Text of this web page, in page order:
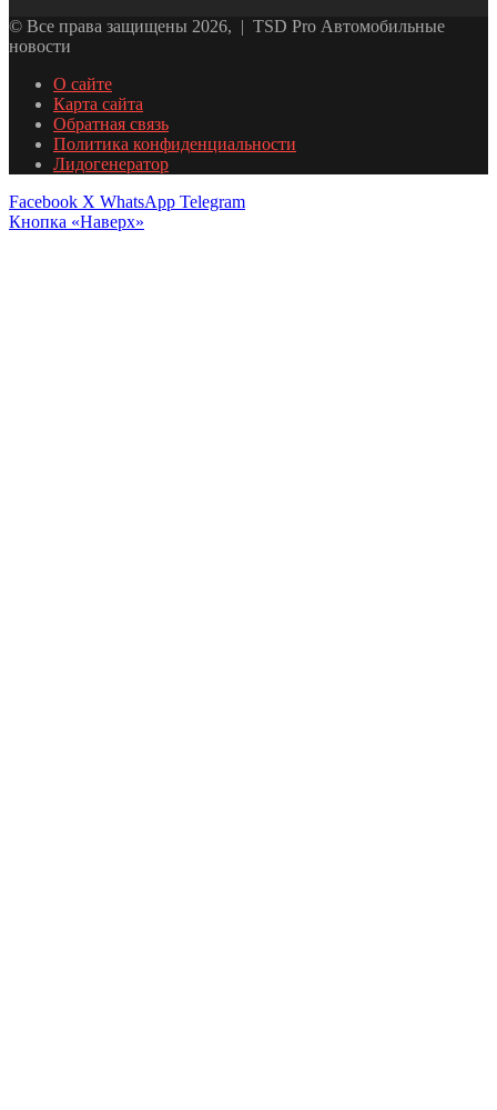
© Все права защищены 2026, | TSD Pro Автомобильные
новости
О сайте
Карта сайта
Обратная связь
Политика конфиденциальности
Лидогенератор
Facebook X WhatsApp Telegram
Кнопка «Наверх»